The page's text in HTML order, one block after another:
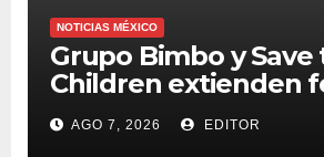
NOTICIAS MÉXICO
Grupo Bimbo y Save
Children extienden
apoyar a
Venezuela
AGO 7, 2026 EDITOR